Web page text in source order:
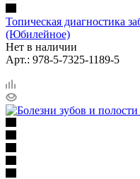
Топическая диагностика
(Юбилейное)
Нет в наличии
Арт.: 978-5-7325-1189-5